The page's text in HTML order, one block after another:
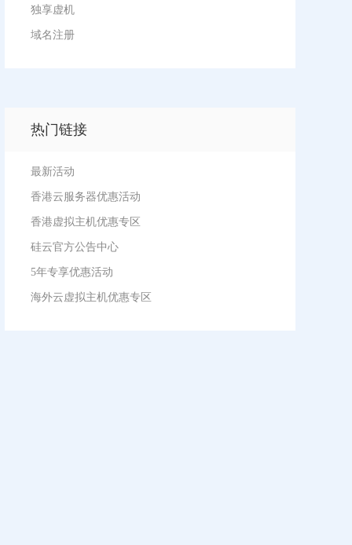
独享虚机
域名注册
热门链接
最新活动
香港云服务器优惠活动
香港虚拟主机优惠专区
硅云官方公告中心
5年专享优惠活动
海外云虚拟主机优惠专区